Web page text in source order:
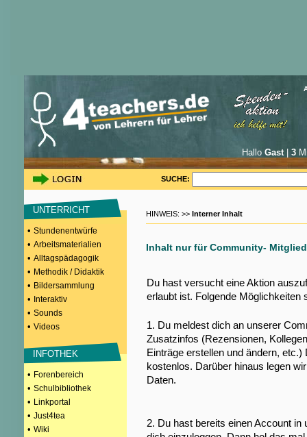
Hallo Gast| 3
SUCHE:
UNTERRICHT
• Stundenentwürfe
• Arbeitsmaterialien
• Alltagspädagogik
• Methodik / Didaktik
• Bildersammlung
• Interaktiv
• Sounds
• Videos
INFOTHEK
• Forenbereich
• Schulbibliothek
• Linkportal
• Just4tea
• Wiki
HINWEIS: >> Interner Inhalt
Inhalt nur für Community-
Du hast versucht eine Aktion
erlaubt ist. Folgende Möglichkeiten
1. Du meldest dich an unserer
Zusatzinfos (Rezensionen,
Einträge erstellen und ändern,
kostenlos. Darüber hinaus legen
Daten.
2. Du hast bereits einen Account